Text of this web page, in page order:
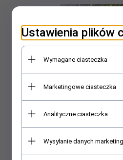
Ustawienia plików
Wymagane ciasteczka
Marketingowe ciasteczka
Analityczne ciasteczka
Wysyłanie danych